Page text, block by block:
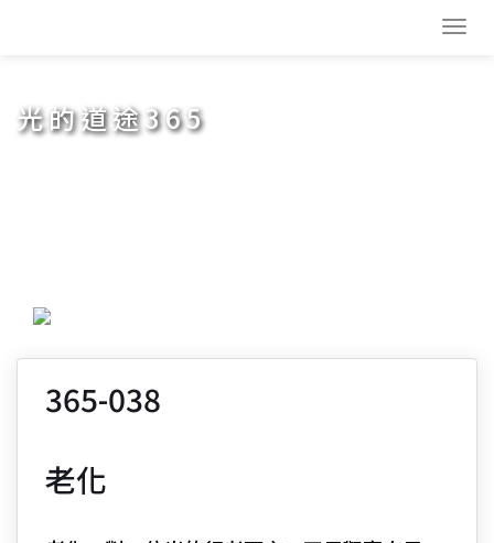
光的道途365
365-038
老化